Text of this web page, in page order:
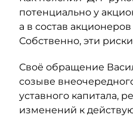
потенциально у
а в состав
Собственно, эти
Своё обращение
созыве
уставного капитала,
изменений к